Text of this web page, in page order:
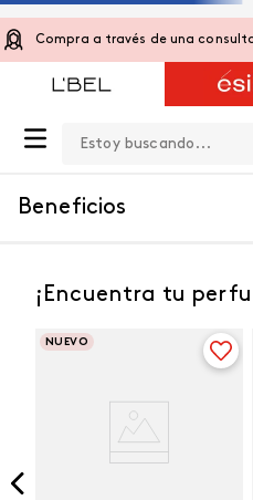
Compra a través de una
Beneficios
¡Encuentra tu
NUEVO